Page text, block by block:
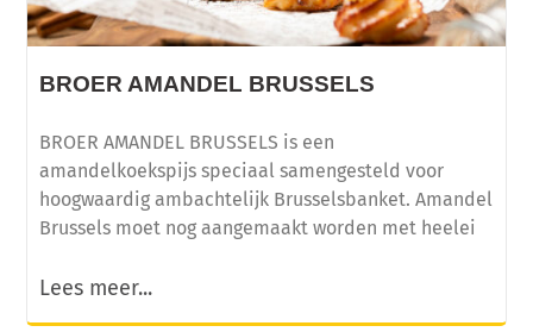
BROER AMANDEL BRUSSELS
BROER AMANDEL BRUSSELS is een
amandelkoekspijs speciaal samengesteld voor
hoogwaardig ambachtelijk Brusselsbanket. Amandel
Brussels moet nog aangemaakt worden met heelei
Lees meer...